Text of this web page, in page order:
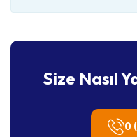
Size Nasıl
0